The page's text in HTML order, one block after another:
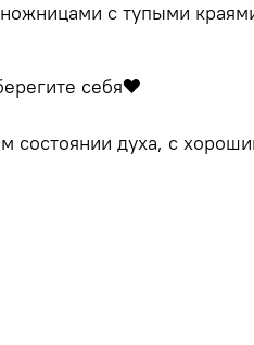
с тупыми
себя❤️
состоянии духа, с